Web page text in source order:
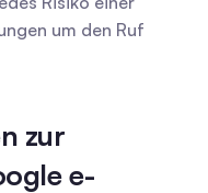
um den Ruf
zur
e-